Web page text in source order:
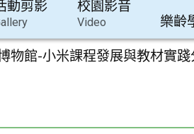
動剪影 校園影音
Video 樂齡
物館-小米課程發展與教材實